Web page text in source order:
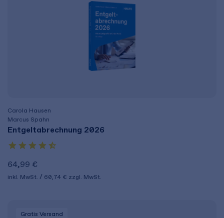
Carola Hausen
Marcus Spahn
Entgeltabrechnung 2026
64,99 €
inkl. MwSt. 60,74 € zzgl. MwSt.
Gratis Versand